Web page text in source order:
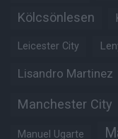
Kölcsönlesen
Leicester City
Lisandro Martinez
Manchester City
Manuel Ugarte